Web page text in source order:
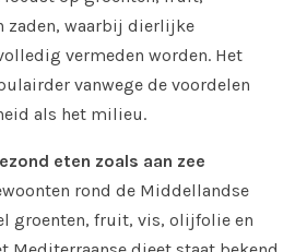
zaden, waarbij dierlijke
vermeden worden. Het
vanwege de voordelen
als het milieu.
eten zoals aan zee
rond de Middellandse
groenten, fruit, vis, olijfolie en